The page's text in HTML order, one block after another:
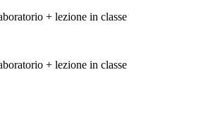
+ lezione in classe
+ lezione in classe